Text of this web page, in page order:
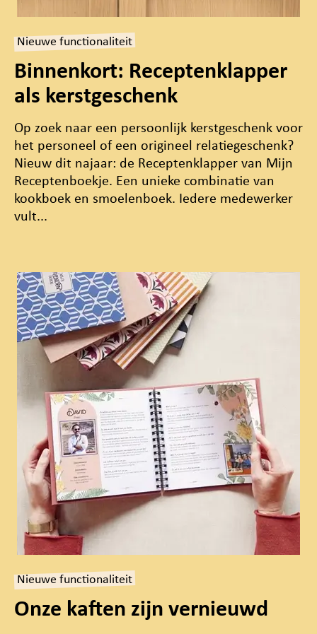
Nieuwe functionaliteit
Binnenkort: Receptenklapper
als kerstgeschenk
Op zoek naar een persoonlijk kerstgeschenk voor
het personeel of een origineel relatiegeschenk?
Nieuw dit najaar: de Receptenklapper van Mijn
Receptenboekje. Een unieke combinatie van
kookboek en smoelenboek. Iedere medewerker
vult...
Nieuwe functionaliteit
Onze kaften zijn vernieuwd